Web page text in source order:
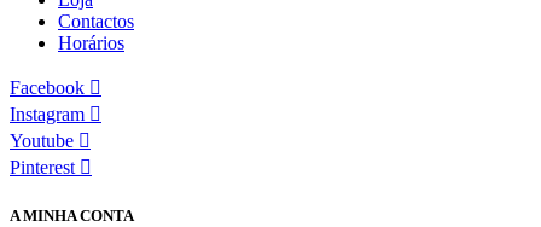
Contactos
Horários
Facebook
Instagram
Youtube
Pinterest
A MINHA CONTA